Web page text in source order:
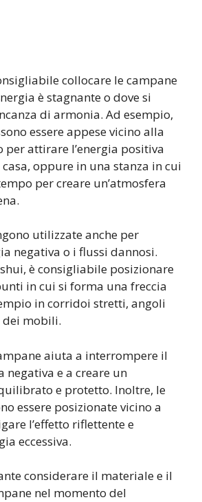
collocare le campane
è stagnante o dove si
di armonia. Ad esempio,
essere appese vicino alla
per attirare l’energia positiva
oppure in una stanza in cui
per creare un’atmosfera
utilizzate anche per
negativa o i flussi dannosi.
è consigliabile posizionare
in cui si forma una freccia
in corridoi stretti, angoli
mobili.
aiuta a interrompere il
negativa e a creare un
e protetto. Inoltre, le
essere posizionate vicino a
l’effetto riflettente e
eccessiva.
considerare il materiale e il
nel momento del